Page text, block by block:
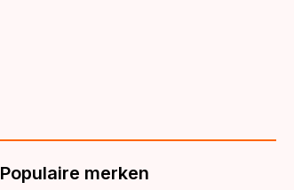
Populaire merken